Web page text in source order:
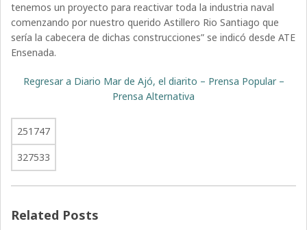
tenemos un proyecto para reactivar toda la industria naval
comenzando por nuestro querido Astillero Rio Santiago que
sería la cabecera de dichas construcciones” se indicó desde ATE
Ensenada.
Regresar a Diario Mar de Ajó, el diarito – Prensa Popular –
Prensa Alternativa
251747
327533
Related Posts